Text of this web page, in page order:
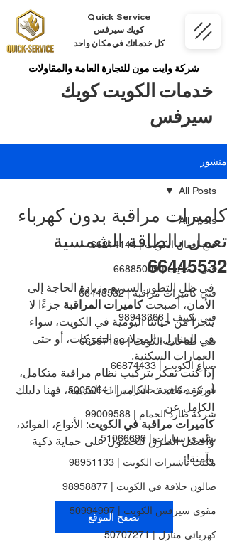
Quick Service
كويك سيرفس
كل خدماتك في مكان واحد
شركة وايت مون للتجارة العامة والمقاولات
خدمات الكويت كويك
سيرفس
منشور
All Posts
فتح اقفال الكويت | 66214144
فني ستلايت | 66885009
فني كاميرات مراقبة | 66445532
فني تكييف | 98943366
فني طباخات الكويت | 66557188
صباغ الكويت | 66874433
شركة مكافحة حشرات | 50050641
شركة طارد الحمام | 99009588
نشتري سيارات | 51066699
مكتب تأشيرات الكويت | 98951133
صالون حلاقة في الكويت | 98958877
مقوي سيرفس الكويت | 50994997
كهربائي منازل | 50707271
All Posts
كاميرات مراقبة بدون كهرباء
تعمل بالطاقة الشمسية
66445532
في ظل التطور السريع وزيادة الحاجة إلى
الأمان، أصبحت كاميرات المراقبة جزءًا لا
يتجزأ من حياتنا اليومية في الكويت، سواء
في المنازل، المحلات، الشركات، أو حتى
العمارات السكنية.
إذا كنت تفكر بتركيب نظام مراقبة متكامل،
أو تريد تحديث الكاميرات القديمة، فهنا دليلك
الكامل عن
كاميرات مراقبة في الكويت: الأنواع، الفوائد،
وأفضل الطرق للحصول على حماية ذكية
وآمنة!
تصفح الموقع